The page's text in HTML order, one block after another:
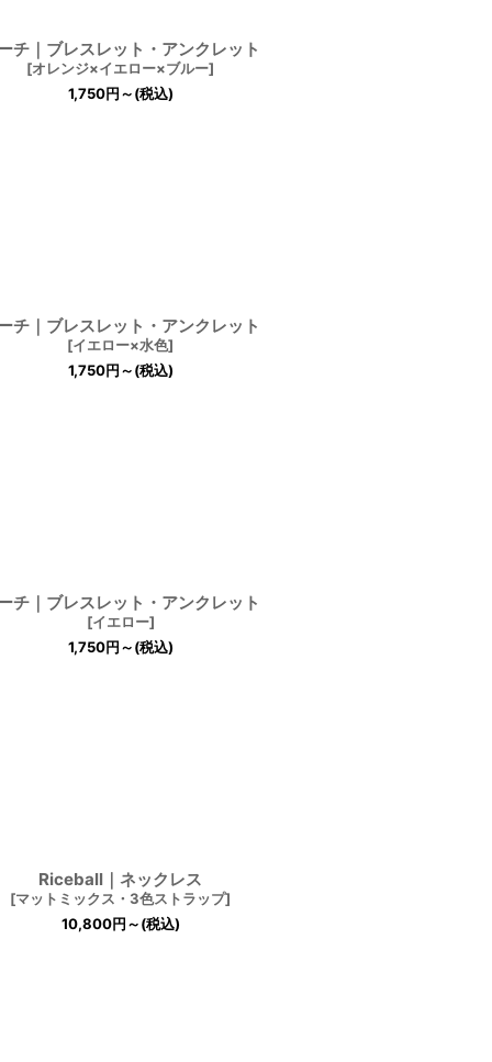
チ｜ブレスレット・アンクレット
[オレンジ×イエロー×ブルー]
1,750円～(税込)
チ｜ブレスレット・アンクレット
[イエロー×水色]
1,750円～(税込)
チ｜ブレスレット・アンクレット
[イエロー]
1,750円～(税込)
Riceball｜ネックレス
[マットミックス・3色ストラップ]
10,800円～(税込)